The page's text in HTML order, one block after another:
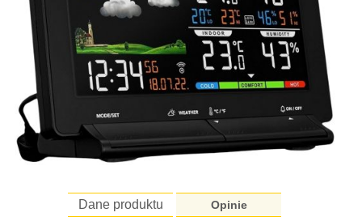
Dane produktu Opinie